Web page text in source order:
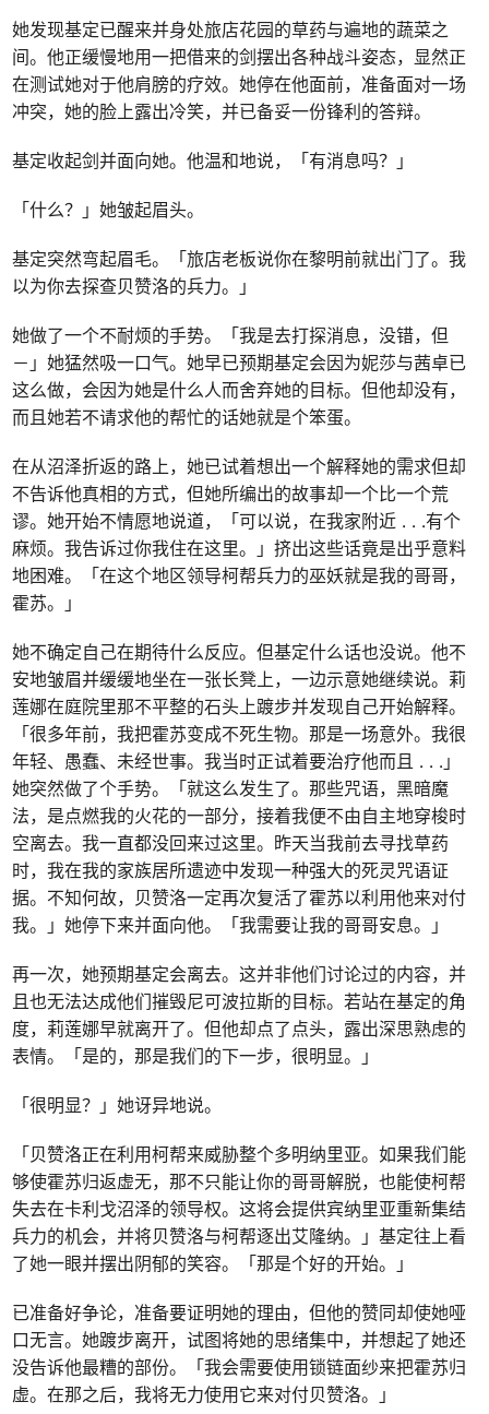
她发现基定已醒来并身处旅店花园的草药与遍地的蔬菜之
间。他正缓慢地用一把借来的剑摆出各种战斗姿态，显然正
在测试她对于他肩膀的疗效。她停在他面前，准备面对一场
冲突，她的脸上露出冷笑，并已备妥一份锋利的答辩。
基定收起剑并面向她。他温和地说，「有消息吗？」
「什么？」她皱起眉头。
基定突然弯起眉毛。「旅店老板说你在黎明前就出门了。我
以为你去探查贝赞洛的兵力。」
她做了一个不耐烦的手势。「我是去打探消息，没错，但
－」她猛然吸一口气。她早已预期基定会因为妮莎与茜卓已
这么做，会因为她是什么人而舍弃她的目标。但他却没有，
而且她若不请求他的帮忙的话她就是个笨蛋。
在从沼泽折返的路上，她已试着想出一个解释她的需求但却
不告诉他真相的方式，但她所编出的故事却一个比一个荒
谬。她开始不情愿地说道，「可以说，在我家附近 . . .有个
麻烦。我告诉过你我住在这里。」挤出这些话竟是出乎意料
地困难。「在这个地区领导柯帮兵力的巫妖就是我的哥哥，
霍苏。」
她不确定自己在期待什么反应。但基定什么话也没说。他不
安地皱眉并缓缓地坐在一张长凳上，一边示意她继续说。莉
莲娜在庭院里那不平整的石头上踱步并发现自己开始解释。
「很多年前，我把霍苏变成不死生物。那是一场意外。我很
年轻、愚蠢、未经世事。我当时正试着要治疗他而且 . . .」
她突然做了个手势。「就这么发生了。那些咒语，黑暗魔
法，是点燃我的火花的一部分，接着我便不由自主地穿梭时
空离去。我一直都没回来过这里。昨天当我前去寻找草药
时，我在我的家族居所遗迹中发现一种强大的死灵咒语证
据。不知何故，贝赞洛一定再次复活了霍苏以利用他来对付
我。」她停下来并面向他。「我需要让我的哥哥安息。」
再一次，她预期基定会离去。这并非他们讨论过的内容，并
且也无法达成他们摧毁尼可波拉斯的目标。若站在基定的角
度，莉莲娜早就离开了。但他却点了点头，露出深思熟虑的
表情。「是的，那是我们的下一步，很明显。」
「很明显？」她讶异地说。
「贝赞洛正在利用柯帮来威胁整个多明纳里亚。如果我们能
够使霍苏归返虚无，那不只能让你的哥哥解脱，也能使柯帮
失去在卡利戈沼泽的领导权。这将会提供宾纳里亚重新集结
兵力的机会，并将贝赞洛与柯帮逐出艾隆纳。」基定往上看
了她一眼并摆出阴郁的笑容。「那是个好的开始。」
已准备好争论，准备要证明她的理由，但他的赞同却使她哑
口无言。她踱步离开，试图将她的思绪集中，并想起了她还
没告诉他最糟的部份。「我会需要使用锁链面纱来把霍苏归
虚。在那之后，我将无力使用它来对付贝赞洛。」